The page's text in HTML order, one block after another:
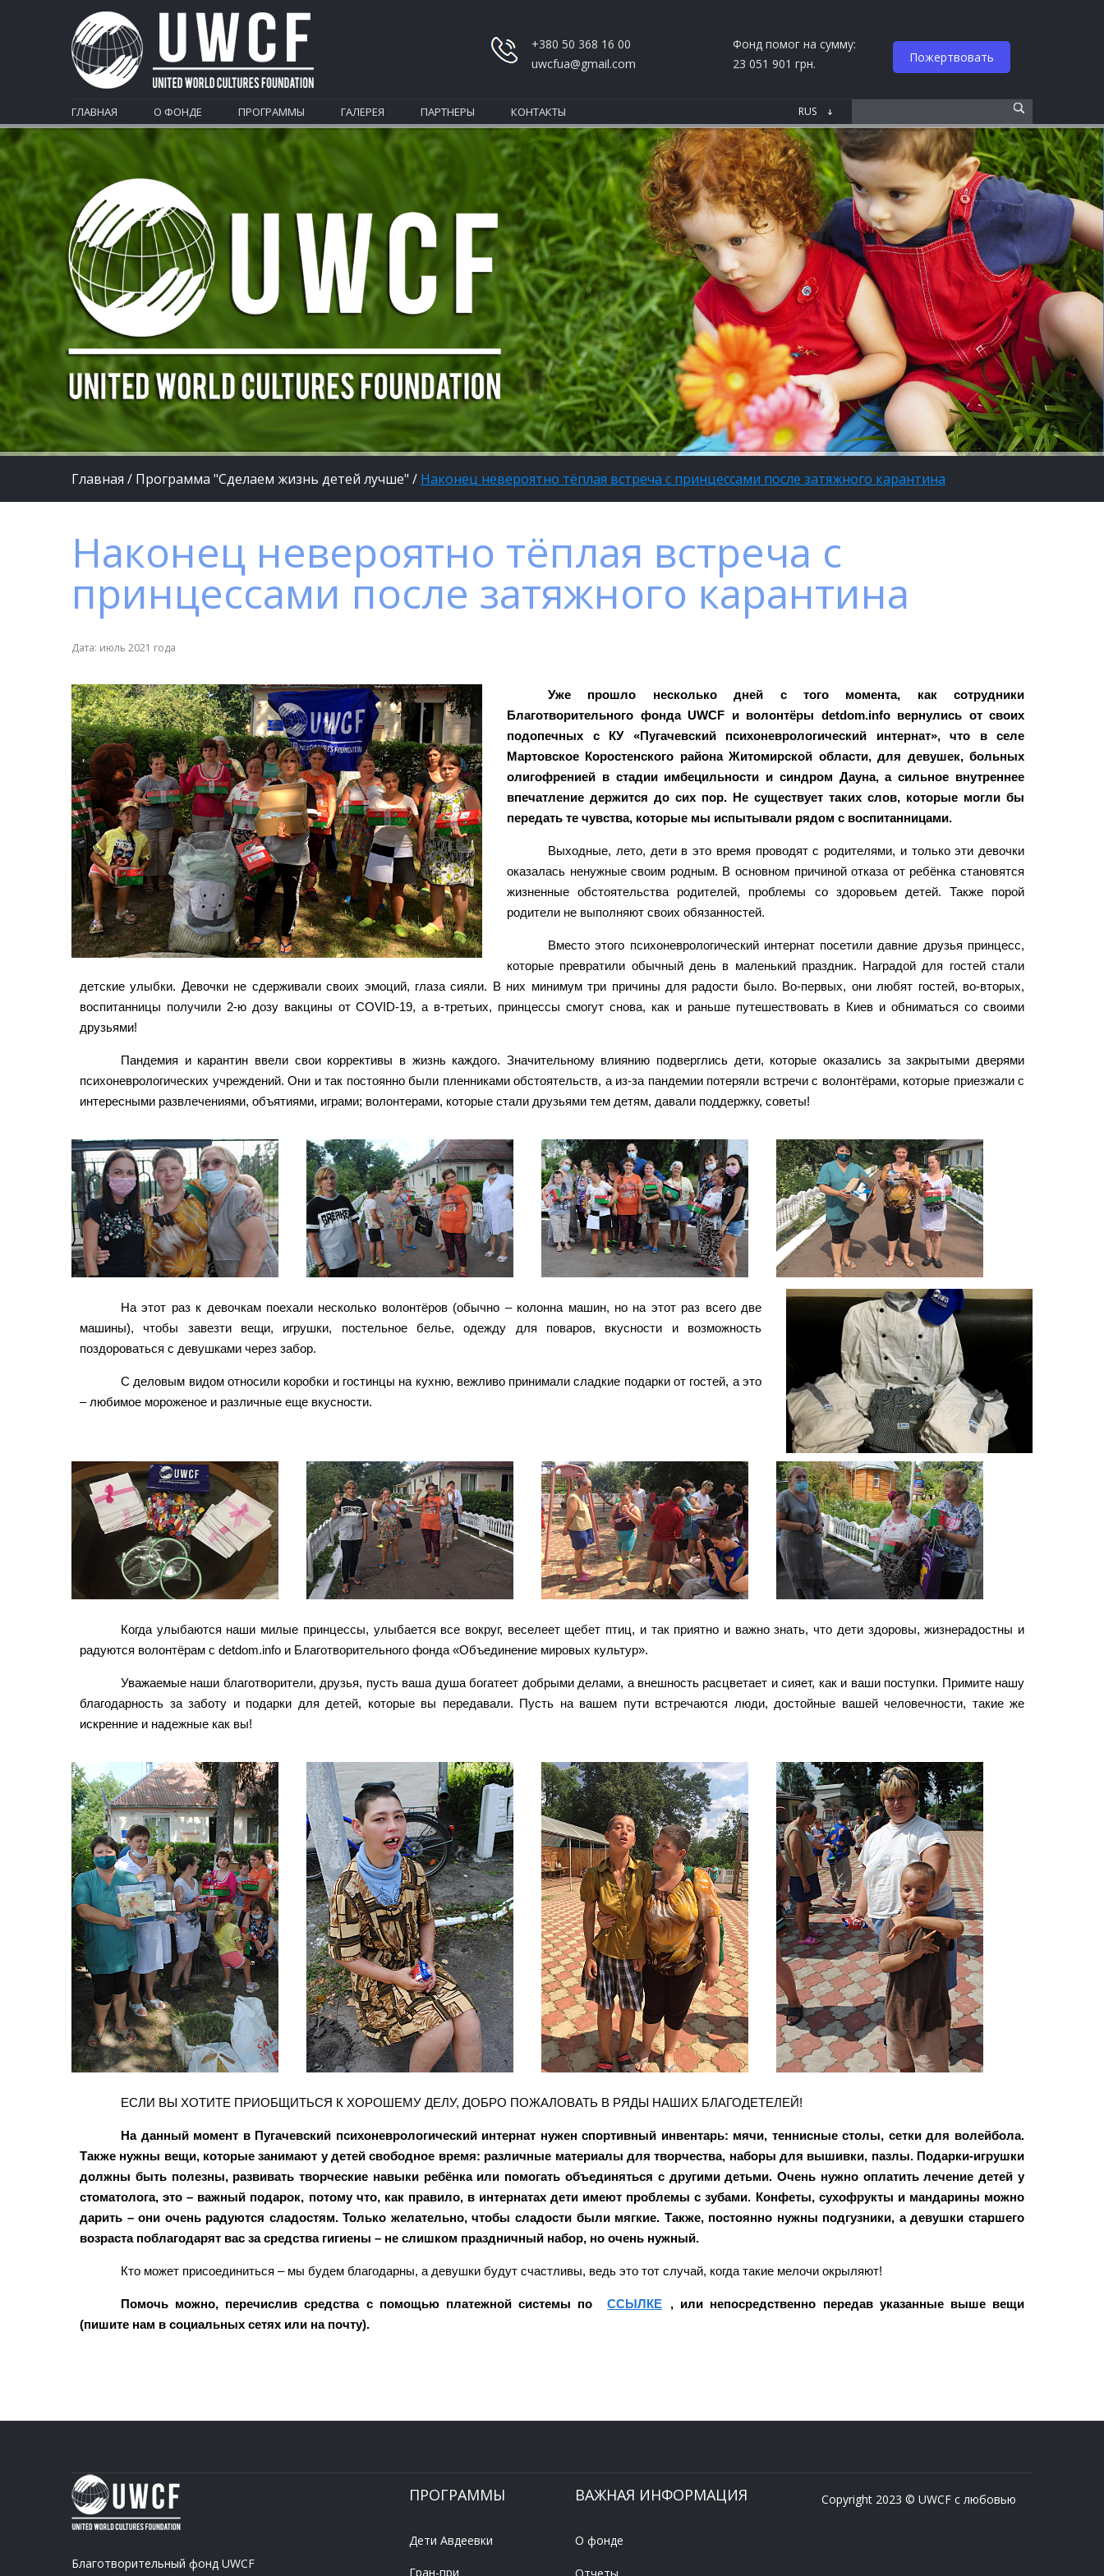
+380 50 368 16 00
uwcfua@gmail.com
Фонд помог на сумму:
23 051 901 грн.
Пожертвовать
ГЛАВНАЯ О ФОНДЕ ПРОГРАММЫ ГАЛЕРЕЯ ПАРТНЕРЫ КОНТАКТЫ
Главная / Программа "Сделаем жизнь детей лучше" / Наконец невероятно тёплая встреча с принцессами после затяжного карантина
Наконец невероятно тёплая встреча с
принцессами после затяжного карантина
Дата: июль 2021 года
Уже прошло несколько дней с того момента, как сотрудники
Благотворительного фонда UWCF и волонтёры detdom.info вернулись от своих
подопечных с КУ «Пугачевский психоневрологический интернат», что в селе
Мартовское Коростенского района Житомирской области, для девушек, больных
олигофренией в стадии имбецильности и синдром Дауна, а сильное внутреннее
впечатление держится до сих пор. Не существует таких слов, которые могли бы
передать те чувства, которые мы испытывали рядом с воспитанницами.
Выходные, лето, дети в это время проводят с родителями, и только эти девочки
оказалась ненужные своим родным. В основном причиной отказа от ребёнка становятся
жизненные обстоятельства родителей, проблемы со здоровьем детей. Также порой
родители не выполняют своих обязанностей.
Вместо этого психоневрологический интернат посетили давние друзья принцесс,
которые превратили обычный день в маленький праздник. Наградой для гостей стали
детские улыбки. Девочки не сдерживали своих эмоций, глаза сияли. В них минимум три причины для радости было. Во-первых, они любят гостей, во-вторых,
воспитанницы получили 2-ю дозу вакцины от COVID-19, а в-третьих, принцессы смогут снова, как и раньше путешествовать в Киев и обниматься со своими
друзьями!
Пандемия и карантин ввели свои коррективы в жизнь каждого. Значительному влиянию подверглись дети, которые оказались за закрытыми дверями
психоневрологических учреждений. Они и так постоянно были пленниками обстоятельств, а из-за пандемии потеряли встречи с волонтёрами, которые приезжали с
интересными развлечениями, объятиями, играми; волонтерами, которые стали друзьями тем детям, давали поддержку, советы!
На этот раз к девочкам поехали несколько волонтёров (обычно – колонна машин, но на этот раз всего две
машины), чтобы завезти вещи, игрушки, постельное белье, одежду для поваров, вкусности и возможность
поздороваться с девушками через забор.
С деловым видом относили коробки и гостинцы на кухню, вежливо принимали сладкие подарки от гостей, а это
– любимое мороженое и различные еще вкусности.
Когда улыбаются наши милые принцессы, улыбается все вокруг, веселеет щебет птиц, и так приятно и важно знать, что дети здоровы, жизнерадостны и
радуются волонтёрам с detdom.info и Благотворительного фонда «Объединение мировых культур».
Уважаемые наши благотворители, друзья, пусть ваша душа богатеет добрыми делами, а внешность расцветает и сияет, как и ваши поступки. Примите нашу
благодарность за заботу и подарки для детей, которые вы передавали. Пусть на вашем пути встречаются люди, достойные вашей человечности, такие же
искренние и надежные как вы!
ЕСЛИ ВЫ ХОТИТЕ ПРИОБЩИТЬСЯ К ХОРОШЕМУ ДЕЛУ, ДОБРО ПОЖАЛОВАТЬ В РЯДЫ НАШИХ БЛАГОДЕТЕЛЕЙ!
На данный момент в Пугачевский психоневрологический интернат нужен спортивный инвентарь: мячи, теннисные столы, сетки для волейбола.
Также нужны вещи, которые занимают у детей свободное время: различные материалы для творчества, наборы для вышивки, пазлы. Подарки-игрушки
должны быть полезны, развивать творческие навыки ребёнка или помогать объединяться с другими детьми. Очень нужно оплатить лечение детей у
стоматолога, это – важный подарок, потому что, как правило, в интернатах дети имеют проблемы с зубами. Конфеты, сухофрукты и мандарины можно
дарить – они очень радуются сладостям. Только желательно, чтобы сладости были мягкие. Также, постоянно нужны подгузники, а девушки старшего
возраста поблагодарят вас за средства гигиены – не слишком праздничный набор, но очень нужный.
Кто может присоединиться – мы будем благодарны, а девушки будут счастливы, ведь это тот случай, когда такие мелочи окрыляют!
Помочь можно, перечислив средства с помощью платежной системы по ССЫЛКЕ
, или непосредственно передав указанные выше вещи
(пишите нам в социальных сетях или на почту).
Благотворительный фонд UWCF
ПРОГРАММЫ
Дети Авдеевки
Гран-при
ВАЖНАЯ ИНФОРМАЦИЯ
О фонде
Copyright 2023 © UWCF с любовью